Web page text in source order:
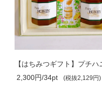
6,880円/103pt
(税抜6,370円)